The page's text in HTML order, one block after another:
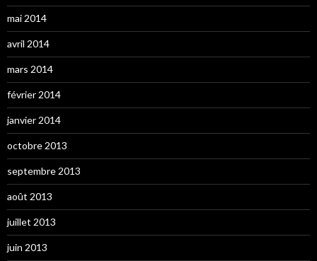
mai 2014
avril 2014
mars 2014
février 2014
janvier 2014
octobre 2013
septembre 2013
août 2013
juillet 2013
juin 2013